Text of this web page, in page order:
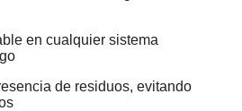
en cualquier sistema
de residuos, evitando